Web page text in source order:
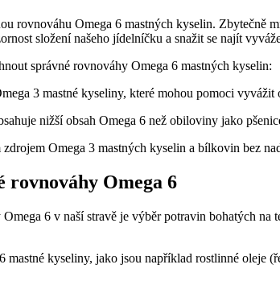
rovnováhu Omega 6 mastných kyselin.
složení našeho jídelníčku a snažit se najít
správné rovnováhy Omega 6 mastných kyselin:
3 mastné kyseliny, které mohou pomoci
nižší obsah Omega 6 než obiloviny jako
Omega 3 mastných kyselin a bílkovin bez
rovnováhy Omega 6
6 v naší stravě je výběr potravin bohatých
kyseliny, jako jsou například rostlinné oleje